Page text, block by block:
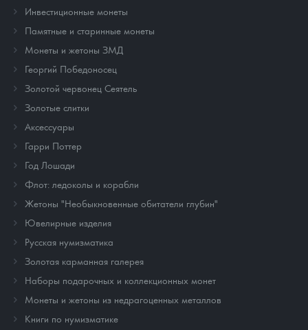
Инвестиционные монеты
Памятные и старинные монеты
Монеты и жетоны ЗМД
Георгий Победоносец
Золотой червонец Сеятель
Золотые слитки
Аксессуары
Гарри Поттер
Год Лошади
Флот: ледоколы и корабли
Жетоны "Необыкновенные обитатели глубин"
Ювелирные изделия
Русская нумизматика
Золотая карманная галерея
Наборы подарочных и коллекционных монет
Монеты и жетоны из недрагоценных металлов
Книги по нумизматике